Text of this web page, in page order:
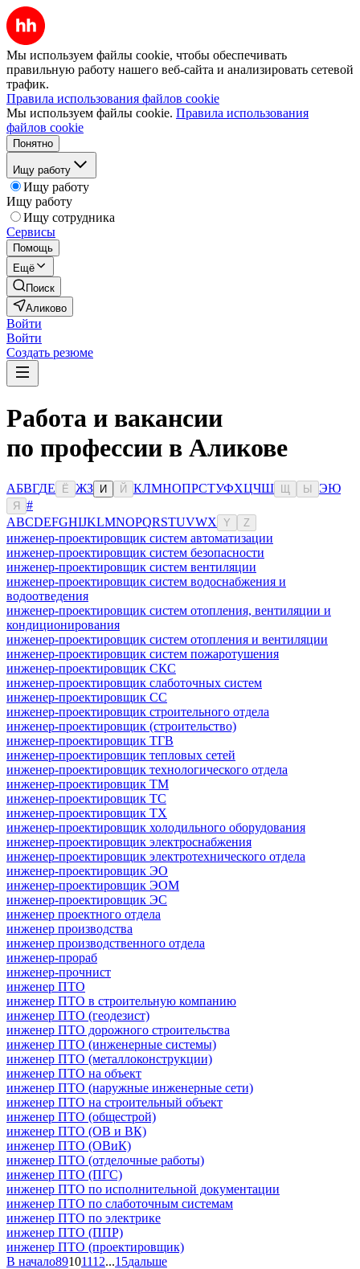
Мы используем файлы cookie, чтобы обеспечивать
правильную работу нашего веб-сайта и анализировать сетевой
трафик.
Правила использования файлов cookie
Мы используем файлы cookie. Правила использования
файлов cookie
Понятно
Ищу работу
Ищу работу
Ищу работу
Ищу сотрудника
Сервисы
Помощь
Ещё
Поиск
Аликово
Войти
Войти
Создать резюме
Работа и вакансии
по профессии в Аликове
АБВГДЕ Ё ЖЗ И Й КЛМНОПРСТУФХЦЧШ Ы ЭЮ
Я
#
ABCDEFGHIJKLMNOPQRSTUVWX Y Z
инженер-проектировщик систем автоматизации
инженер-проектировщик систем безопасности
инженер-проектировщик систем вентиляции
инженер-проектировщик систем водоснабжения и
водоотведения
инженер-проектировщик систем отопления, вентиляции и
кондиционирования
инженер-проектировщик систем отопления и вентиляции
инженер-проектировщик систем пожаротушения
инженер-проектировщик СКС
инженер-проектировщик слаботочных систем
инженер-проектировщик СС
инженер-проектировщик строительного отдела
инженер-проектировщик (строительство)
инженер-проектировщик ТГВ
инженер-проектировщик тепловых сетей
инженер-проектировщик технологического отдела
инженер-проектировщик ТМ
инженер-проектировщик ТС
инженер-проектировщик ТХ
инженер-проектировщик холодильного оборудования
инженер-проектировщик электроснабжения
инженер-проектировщик электротехнического отдела
инженер-проектировщик ЭО
инженер-проектировщик ЭОМ
инженер-проектировщик ЭС
инженер проектного отдела
инженер производства
инженер производственного отдела
инженер-прораб
инженер-прочнист
инженер ПТО
инженер ПТО в строительную компанию
инженер ПТО (геодезист)
инженер ПТО дорожного строительства
инженер ПТО (инженерные системы)
инженер ПТО (металлоконструкции)
инженер ПТО на объект
инженер ПТО (наружные инженерные сети)
инженер ПТО на строительный объект
инженер ПТО (общестрой)
инженер ПТО (ОВ и ВК)
инженер ПТО (ОВиК)
инженер ПТО (отделочные работы)
инженер ПТО (ПГС)
инженер ПТО по исполнительной документации
инженер ПТО по слаботочным системам
инженер ПТО по электрике
инженер ПТО (ППР)
инженер ПТО (проектировщик)
В начало89101112...15дальше